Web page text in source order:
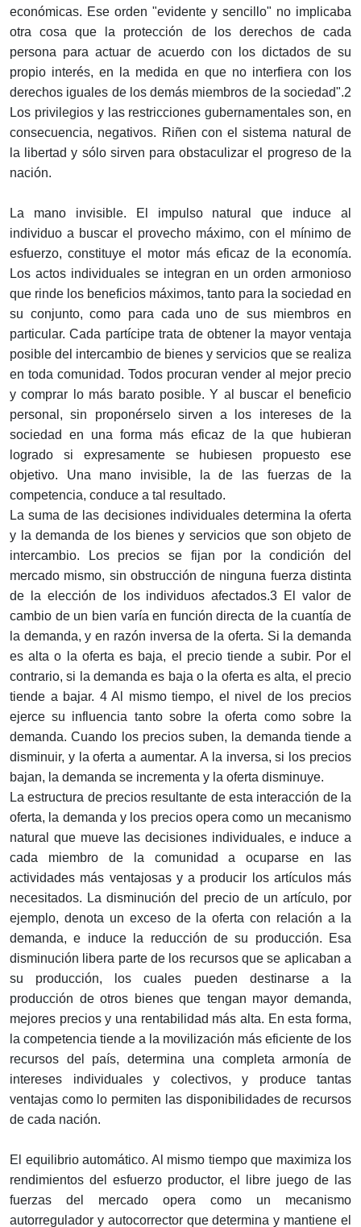
económicas. Ese orden "evidente y sencillo" no implicaba
otra cosa que la protección de los derechos de cada
persona para actuar de acuerdo con los dictados de su
propio interés, en la medida en que no interfiera con los
derechos iguales de los demás miembros de la sociedad".2
Los privilegios y las restricciones gubernamentales son, en
consecuencia, negativos. Riñen con el sistema natural de
la libertad y sólo sirven para obstaculizar el progreso de la
nación.
La mano invisible. El impulso natural que induce al
individuo a buscar el provecho máximo, con el mínimo de
esfuerzo, constituye el motor más eficaz de la economía.
Los actos individuales se integran en un orden armonioso
que rinde los beneficios máximos, tanto para la sociedad en
su conjunto, como para cada uno de sus miembros en
particular. Cada partícipe trata de obtener la mayor ventaja
posible del intercambio de bienes y servicios que se realiza
en toda comunidad. Todos procuran vender al mejor precio
y comprar lo más barato posible. Y al buscar el beneficio
personal, sin proponérselo sirven a los intereses de la
sociedad en una forma más eficaz de la que hubieran
logrado si expresamente se hubiesen propuesto ese
objetivo. Una mano invisible, la de las fuerzas de la
competencia, conduce a tal resultado.
La suma de las decisiones individuales determina la oferta
y la demanda de los bienes y servicios que son objeto de
intercambio. Los precios se fijan por la condición del
mercado mismo, sin obstrucción de ninguna fuerza distinta
de la elección de los individuos afectados.3 El valor de
cambio de un bien varía en función directa de la cuantía de
la demanda, y en razón inversa de la oferta. Si la demanda
es alta o la oferta es baja, el precio tiende a subir. Por el
contrario, si la demanda es baja o la oferta es alta, el precio
tiende a bajar. 4 Al mismo tiempo, el nivel de los precios
ejerce su influencia tanto sobre la oferta como sobre la
demanda. Cuando los precios suben, la demanda tiende a
disminuir, y la oferta a aumentar. A la inversa, si los precios
bajan, la demanda se incrementa y la oferta disminuye.
La estructura de precios resultante de esta interacción de la
oferta, la demanda y los precios opera como un mecanismo
natural que mueve las decisiones individuales, e induce a
cada miembro de la comunidad a ocuparse en las
actividades más ventajosas y a producir los artículos más
necesitados. La disminución del precio de un artículo, por
ejemplo, denota un exceso de la oferta con relación a la
demanda, e induce la reducción de su producción. Esa
disminución libera parte de los recursos que se aplicaban a
su producción, los cuales pueden destinarse a la
producción de otros bienes que tengan mayor demanda,
mejores precios y una rentabilidad más alta. En esta forma,
la competencia tiende a la movilización más eficiente de los
recursos del país, determina una completa armonía de
intereses individuales y colectivos, y produce tantas
ventajas como lo permiten las disponibilidades de recursos
de cada nación.
El equilibrio automático. Al mismo tiempo que maximiza los
rendimientos del esfuerzo productor, el libre juego de las
fuerzas del mercado opera como un mecanismo
autorregulador y autocorrector que determina y mantiene el